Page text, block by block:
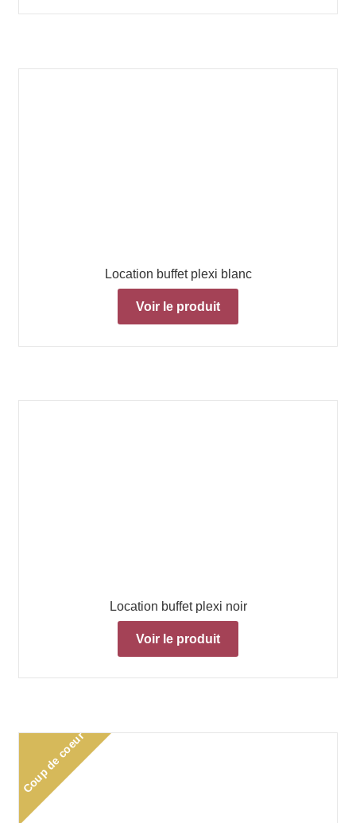
Location buffet plexi blanc
Voir le produit
Location buffet plexi noir
Voir le produit
Coup de coeur